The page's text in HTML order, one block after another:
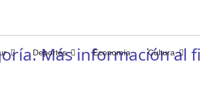
Deportes Economía Cultura
Más información al